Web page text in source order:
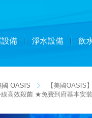
備 淨水設備 飲
國 OASIS
【美國OASIS
高效殺菌 ★免費到府基本安